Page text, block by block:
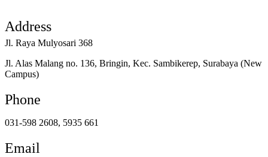
Address
Jl. Raya Mulyosari 368
Jl. Alas Malang no. 136, Bringin, Kec. Sambikerep, Surabaya (New
Campus)
Phone
031-598 2608, 5935 661
Email